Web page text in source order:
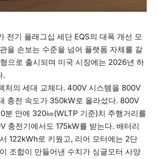
전기 플래그십 세단 EQS의 대폭 개선 모
을 손보는 수준을 넘어 플랫폼 자체를 갈
으로 출시되며 미국 시장에는 2026년 하
.
처의 세대 교체다. 400V 시스템을 800V
충전 속도가 350kW로 올라섰다. 800V
분 안에 320㎞(WLTP 기준)치 주행거리를
충전기에서도 175kW를 받는다. 배터리
122kWh로 키웠고, 리어 모터에는 2단
조합이 만들어낸 수치가 싱글모터 사양